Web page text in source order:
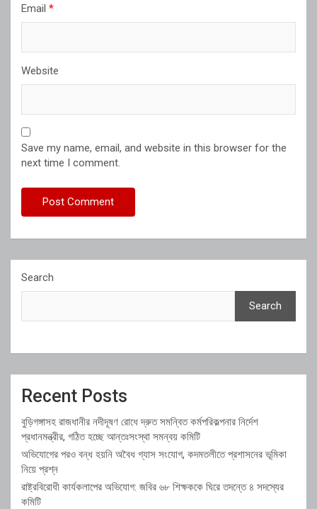
Email *
Website
Save my name, email, and website in this browser for the
next time I comment.
Search
Search
Recent Posts
বুড়িগঙ্গাসহ রাজধানীর নদীদূষণ রোধে দ্রুত সমন্বিত কর্মপরিকল্পনার নির্দেশ
প্রধানমন্ত্রীর, গঠিত হচ্ছে আন্তঃসংস্থা সমন্বয় কমিটি
অভিযোগের পরও বন্ধ হয়নি অবৈধ গ্যাস সংযোগ, কদমতলীতে প্রশাসনের ভূমিকা
নিয়ে প্রশ্ন
রাষ্ট্রবিরোধী কার্যকলাপের অভিযোগ: জবির ৬৮ শিক্ষককে ঘিরে তদন্তে ৪ সদস্যের
কমিটি